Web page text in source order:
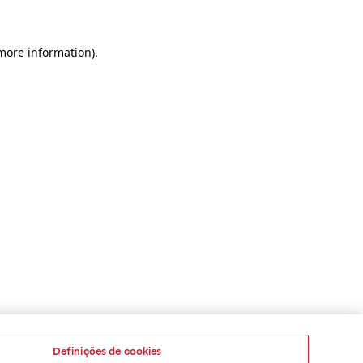
information).
Definições de cookies